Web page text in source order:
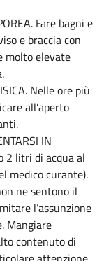
Fare bagni e
e braccia con
molto elevate
Nelle ore più
all’aperto
IN
2 litri di acqua al
medico curante).
ne sentono il
l’assunzione
Mangiare
contenuto di